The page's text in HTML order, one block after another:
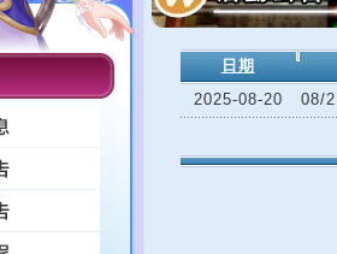
日期
2025-08-20
08/